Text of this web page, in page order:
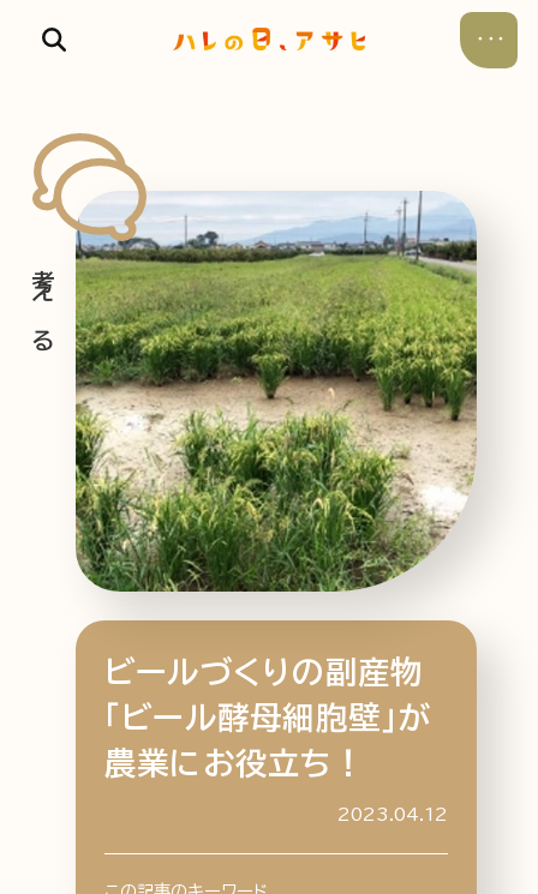
食べる
飲む
暮らす
遊ぶ
考える
特集記事 連載 アサヒの人 歴史
夏のビール特集2025 ビール
お酒との付き合い方 ウイスキー
みんなで乾杯 アサヒのひと図鑑
ビールづくりの副産物
「ビール酵母細胞壁」が
農業にお役立ち！
2023.04.12